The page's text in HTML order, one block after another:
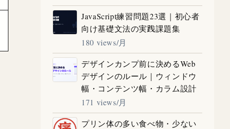
JavaScript練習問題23選｜初心者
向け基礎文法の実践課題集
180 views/月
デザインカンプ前に決めるWeb
デザインのルール｜ウィンドウ
幅・コンテンツ幅・カラム設計
171 views/月
プリン体の多い食べ物・少ない